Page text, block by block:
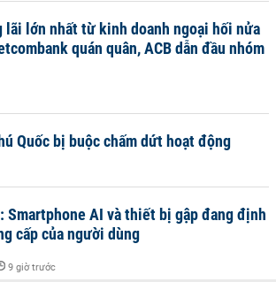
lãi lớn nhất từ kinh doanh ngoại hối nửa
quán quân, ACB dẫn đầu nhóm
Quốc bị buộc chấm dứt hoạt động
Smartphone AI và thiết bị gập đang định
cấp của người dùng
9 giờ trước